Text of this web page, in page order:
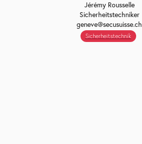
Jérémy Rousselle
Sicherheitstechniker
geneve@secusuisse.ch
Sicherheitstechnik